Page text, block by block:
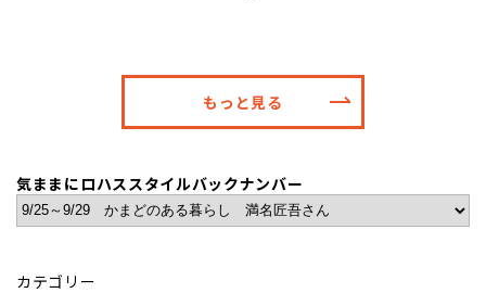
もっと見る
気ままにロハススタイルバックナンバー
カテゴリー